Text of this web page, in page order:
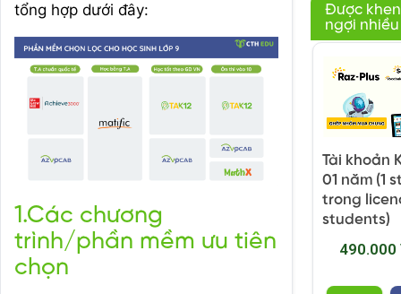
tổng hợp dưới đây:
1.Các chương
trình/phần mềm ưu tiên
chọn
Được khen
ngợi nhiều
Tài khoản
01 năm (1
trong
students)
490.000